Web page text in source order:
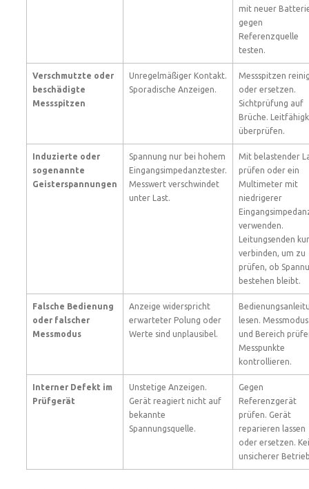
mit neuer
gegen
Referenzquelle
testen.
Verschmutzte oder
beschädigte
Messspitzen
Unregelmäßiger Kontakt.
Sporadische Anzeigen.
Messspitzen
oder ersetzen.
Sichtprüfung auf
Brüche.
überprüfen.
Induzierte oder
sogenannte
Geisterspannungen
Spannung nur bei hohem
Eingangsimpedanztester.
Messwert verschwindet
unter Last.
Mit belastender
prüfen oder ein
Multimeter mit
niedrigerer
verwenden.
Leitungsenden
verbinden, um zu
prüfen, ob
bestehen bleibt.
Falsche Bedienung
oder falscher
Messmodus
Anzeige widerspricht
erwarteter Polung oder
Werte sind unplausibel.
lesen. Messmodus
und Bereich
Messpunkte
kontrollieren.
Interner Defekt im
Prüfgerät
Unstetige Anzeigen.
Gerät reagiert nicht auf
bekannte
Spannungsquelle.
Gegen
Referenzgerät
prüfen. Gerät
reparieren lassen
oder ersetzen.
unsicherer